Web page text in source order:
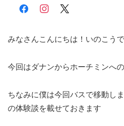
facebookinstagram
みなさんこんにちは！いのこう
今回はダナンからホーチミンへ
ちなみに僕は今回バスで移動し
の体験談を載せておきます